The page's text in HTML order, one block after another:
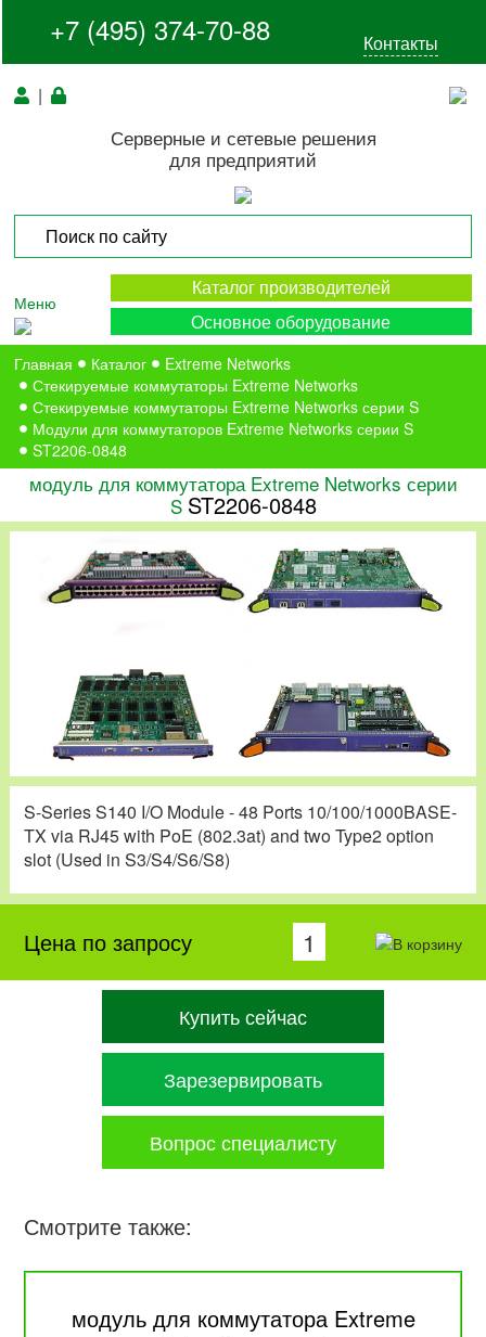
+7 (495) 374-70-88 Контакты
|
Серверные и сетевые решения
для предприятий
Меню
Каталог производителей
Основное оборудование
Главная Каталог
Extreme Networks
Стекируемые коммутаторы Extreme Networks
Стекируемые коммутаторы Extreme Networks серии S
Модули для коммутаторов Extreme Networks серии S
ST2206-0848
модуль для коммутатора Extreme Networks серии
S ST2206-0848
S-Series S140 I/O Module - 48 Ports 10/100/1000BASE-
TX via RJ45 with PoE (802.3at) and two Type2 option
slot (Used in S3/S4/S6/S8)
Цена по запросу
Купить сейчас
Зарезервировать
Вопрос специалисту
Смотрите также:
модуль для коммутатора Extreme